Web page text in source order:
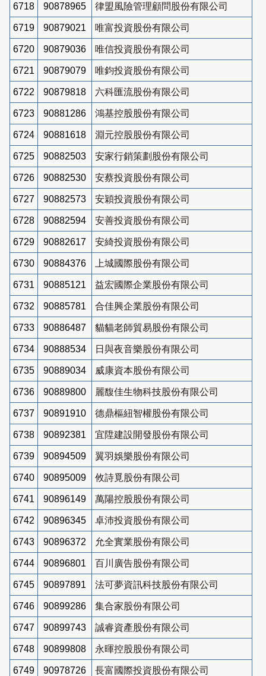
6718 90878965 律盟風險管理顧問股份有限公司
6719 90879021 唯富投資股份有限公司
6720 90879036 唯信投資股份有限公司
6721 90879079 唯鈞投資股份有限公司
6722 90879818 六科匯流股份有限公司
6723 90881286 鴻基控股股份有限公司
6724 90881618 淵元控股股份有限公司
6725 90882503 安家行銷策劃股份有限公司
6726 90882530 安蔡投資股份有限公司
6727 90882573 安穎投資股份有限公司
6728 90882594 安善投資股份有限公司
6729 90882617 安綺投資股份有限公司
6730 90884376 上城國際股份有限公司
6731 90885121 益宏國際企業股份有限公司
6732 90885781 合佳興企業股份有限公司
6733 90886487 貓貓老師貿易股份有限公司
6734 90888534 日與夜音樂股份有限公司
6735 90889034 威康資本股份有限公司
6736 90889800 麗馥佳生物科技股份有限公司
6737 90891910 德鼎樞紐智權股份有限公司
6738 90892381 宜陞建設開發股份有限公司
6739 90894509 翼羽娛樂股份有限公司
6740 90895009 攸詩覓股份有限公司
6741 90896149 萬陽控股股份有限公司
6742 90896345 卓沛投資股份有限公司
6743 90896372 允全實業股份有限公司
6744 90896801 百川廣告股份有限公司
6745 90897891 法可夢資訊科技股份有限公司
6746 90899286 集合家股份有限公司
6747 90899743 誠睿資產股份有限公司
6748 90899808 永暉控股股份有限公司
6749 90978726 長富國際投資股份有限公司